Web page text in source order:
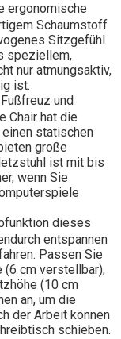
ergonomische
Schaumstoff
Sitzgefühl
speziellem,
nur atmungsaktiv,
ist.
und
Chair hat die
einen statischen
große
ist mit bis
wenn Sie
dieses
entspannen
Passen Sie
cm verstellbar),
(10 cm
an, um die
der Arbeit können
schieben.